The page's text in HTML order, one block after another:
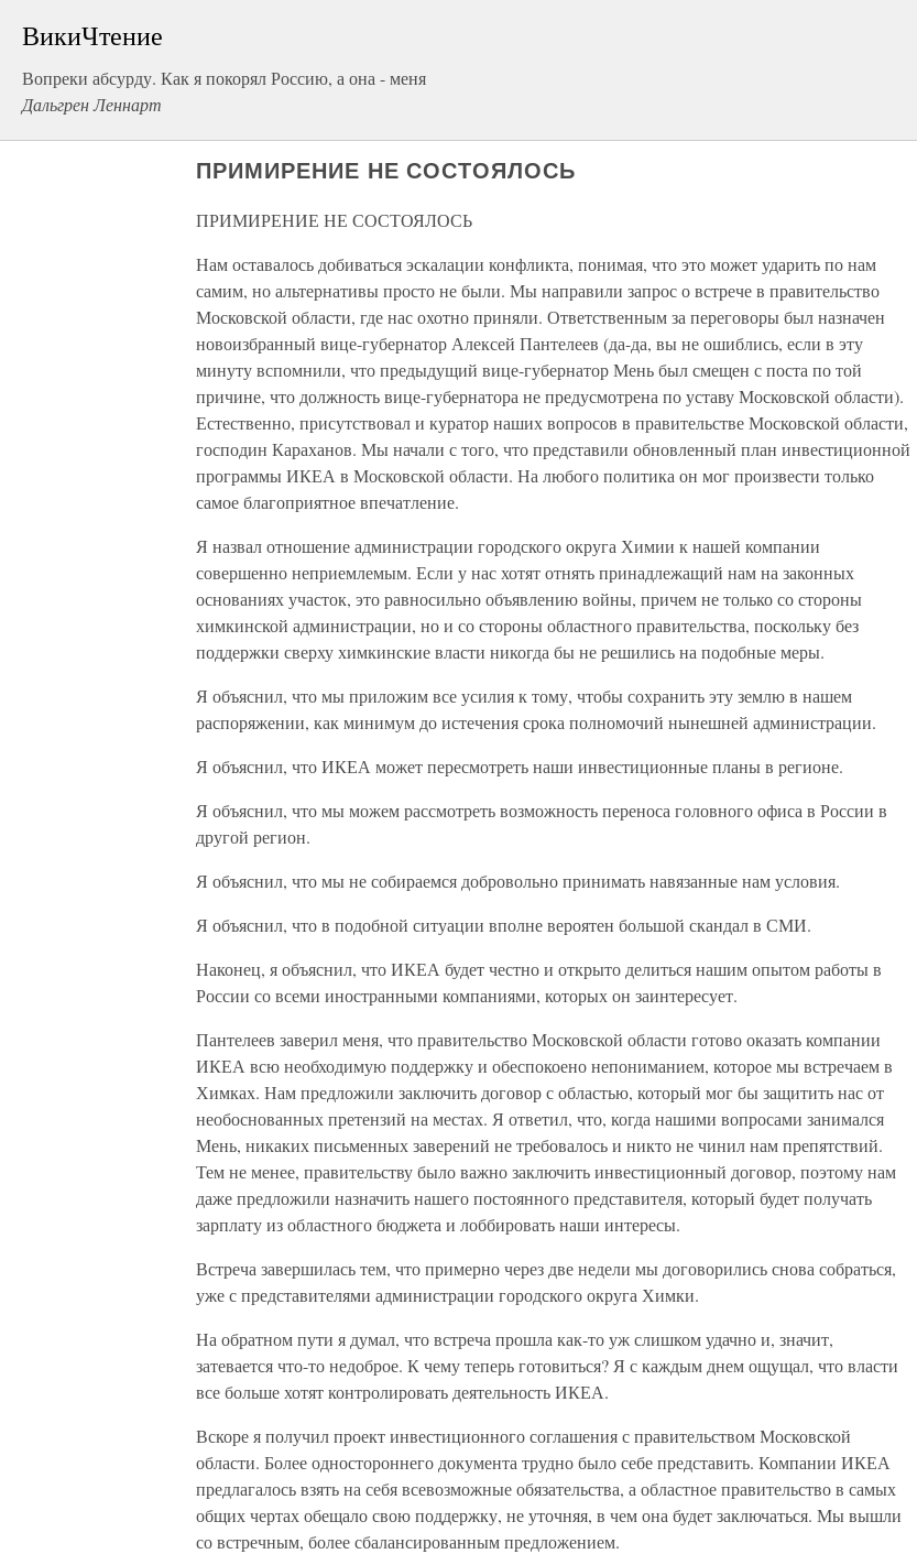
ВикиЧтение
Вопреки абсурду. Как я покорял Россию, а она - меня
Дальгрен Леннарт
ПРИМИРЕНИЕ НЕ СОСТОЯЛОСЬ
ПРИМИРЕНИЕ НЕ СОСТОЯЛОСЬ
Нам оставалось добиваться эскалации конфликта, понимая, что это может ударить по нам
самим, но альтернативы просто не были. Мы направили запрос о встрече в правительство
Московской области, где нас охотно приняли. Ответственным за переговоры был назначен
новоизбранный вице-губернатор Алексей Пантелеев (да-да, вы не ошиблись, если в эту
минуту вспомнили, что предыдущий вице-губернатор Мень был смещен с поста по той
причине, что должность вице-губернатора не предусмотрена по уставу Московской области).
Естественно, присутствовал и куратор наших вопросов в правительстве Московской области,
господин Караханов. Мы начали с того, что представили обновленный план инвестиционной
программы ИКЕА в Московской области. На любого политика он мог произвести только
самое благоприятное впечатление.
Я назвал отношение администрации городского округа Химии к нашей компании
совершенно неприемлемым. Если у нас хотят отнять принадлежащий нам на законных
основаниях участок, это равносильно объявлению войны, причем не только со стороны
химкинской администрации, но и со стороны областного правительства, поскольку без
поддержки сверху химкинские власти никогда бы не решились на подобные меры.
Я объяснил, что мы приложим все усилия к тому, чтобы сохранить эту землю в нашем
распоряжении, как минимум до истечения срока полномочий нынешней администрации.
Я объяснил, что ИКЕА может пересмотреть наши инвестиционные планы в регионе.
Я объяснил, что мы можем рассмотреть возможность переноса головного офиса в России в
другой регион.
Я объяснил, что мы не собираемся добровольно принимать навязанные нам условия.
Я объяснил, что в подобной ситуации вполне вероятен большой скандал в СМИ.
Наконец, я объяснил, что ИКЕА будет честно и открыто делиться нашим опытом работы в
России со всеми иностранными компаниями, которых он заинтересует.
Пантелеев заверил меня, что правительство Московской области готово оказать компании
ИКЕА всю необходимую поддержку и обеспокоено непониманием, которое мы встречаем в
Химках. Нам предложили заключить договор с областью, который мог бы защитить нас от
необоснованных претензий на местах. Я ответил, что, когда нашими вопросами занимался
Мень, никаких письменных заверений не требовалось и никто не чинил нам препятствий.
Тем не менее, правительству было важно заключить инвестиционный договор, поэтому нам
даже предложили назначить нашего постоянного представителя, который будет получать
зарплату из областного бюджета и лоббировать наши интересы.
Встреча завершилась тем, что примерно через две недели мы договорились снова собраться,
уже с представителями администрации городского округа Химки.
На обратном пути я думал, что встреча прошла как-то уж слишком удачно и, значит,
затевается что-то недоброе. К чему теперь готовиться? Я с каждым днем ощущал, что власти
все больше хотят контролировать деятельность ИКЕА.
Вскоре я получил проект инвестиционного соглашения с правительством Московской
области. Более одностороннего документа трудно было себе представить. Компании ИКЕА
предлагалось взять на себя всевозможные обязательства, а областное правительство в самых
общих чертах обещало свою поддержку, не уточняя, в чем она будет заключаться. Мы вышли
со встречным, более сбалансированным предложением.